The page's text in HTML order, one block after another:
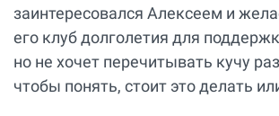
заинтересовался Алексеем и
его клуб долголетия для
но не хочет перечитывать кучу
чтобы понять, стоит это делать